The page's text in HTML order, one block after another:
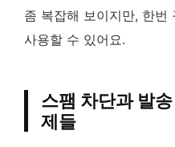
좀 복잡해 보이지만, 한번
사용할 수 있어요.
스팸 차단과 발
제들